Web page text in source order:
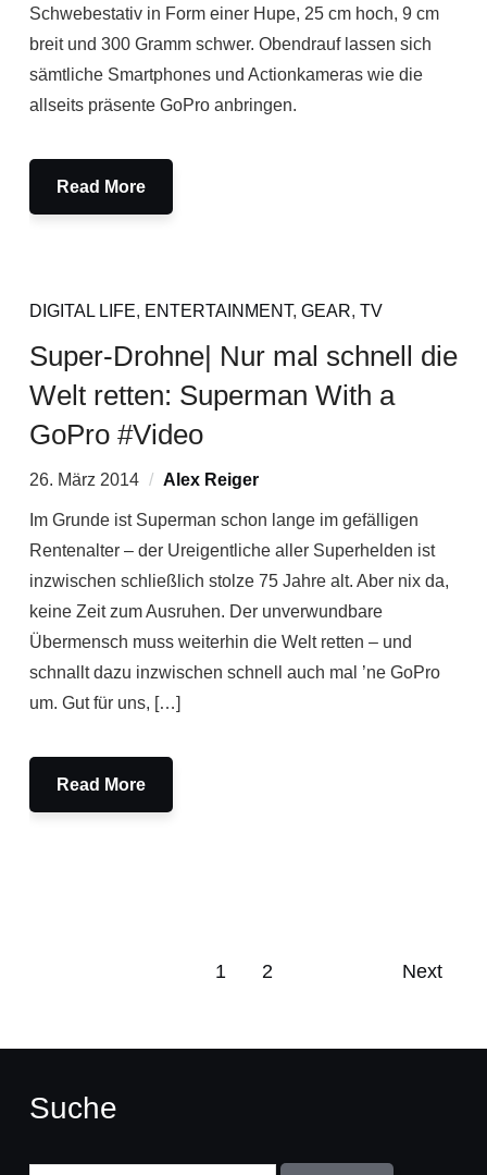
Schwebestativ in Form einer Hupe, 25 cm hoch, 9 cm
breit und 300 Gramm schwer. Obendrauf lassen sich
sämtliche Smartphones und Actionkameras wie die
allseits präsente GoPro anbringen.
Read More
DIGITAL LIFE, ENTERTAINMENT, GEAR, TV
Super-Drohne| Nur mal schnell die
Welt retten: Superman With a
GoPro #Video
26. März 2014 Alex Reiger
Im Grunde ist Superman schon lange im gefälligen
Rentenalter – der Ureigentliche aller Superhelden ist
inzwischen schließlich stolze 75 Jahre alt. Aber nix da,
keine Zeit zum Ausruhen. Der unverwundbare
Übermensch muss weiterhin die Welt retten – und
schnallt dazu inzwischen schnell auch mal ’ne GoPro
um. Gut für uns, […]
Read More
1 2 Next
Suche